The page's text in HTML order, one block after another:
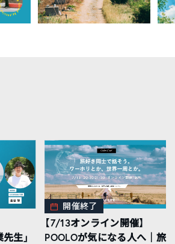
生」
開催終了
【7/13オンライン開催】
POOLOが気になる人へ｜旅